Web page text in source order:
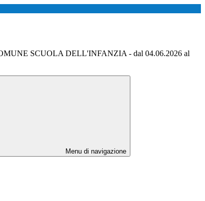
SCUOLA DELL'INFANZIA - dal 04.06.2026 al
Menu di navigazione